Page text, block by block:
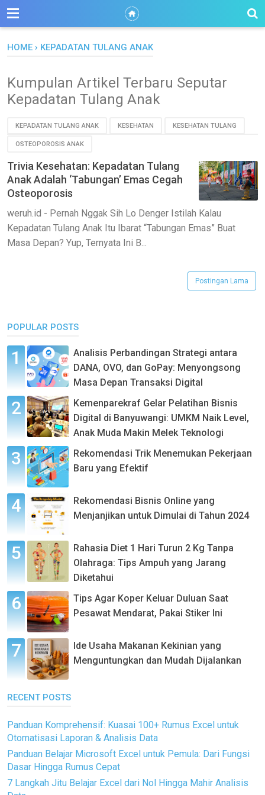
HOME › KEPADATAN TULANG ANAK
Kumpulan Artikel Terbaru Seputar
Kepadatan Tulang Anak
KEPADATAN TULANG ANAK KESEHATAN KESEHATAN TULANG
OSTEOPOROSIS ANAK
Trivia Kesehatan: Kepadatan Tulang
Anak Adalah ‘Tabungan’ Emas Cegah
Osteoporosis
weruh.id - Pernah Nggak Sih Lo Denger Istilah Kalau
Kepadatan Tulang Anak Itu Ibarat “Tabungan Emas” Buat
Masa Depan? Yup, Ternyata Ini B...
Postingan Lama
POPULAR POSTS
Analisis Perbandingan Strategi antara
DANA, OVO, dan GoPay: Menyongsong
Masa Depan Transaksi Digital
Kemenparekraf Gelar Pelatihan Bisnis
Digital di Banyuwangi: UMKM Naik Level,
Anak Muda Makin Melek Teknologi
Rekomendasi Trik Menemukan Pekerjaan
Baru yang Efektif
Rekomendasi Bisnis Online yang
Menjanjikan untuk Dimulai di Tahun 2024
Rahasia Diet 1 Hari Turun 2 Kg Tanpa
Olahraga: Tips Ampuh yang Jarang
Diketahui
Tips Agar Koper Keluar Duluan Saat
Pesawat Mendarat, Pakai Stiker Ini
Ide Usaha Makanan Kekinian yang
Menguntungkan dan Mudah Dijalankan
RECENT POSTS
Panduan Komprehensif: Kuasai 100+ Rumus Excel untuk
Otomatisasi Laporan & Analisis Data
Panduan Belajar Microsoft Excel untuk Pemula: Dari Fungsi
Dasar Hingga Rumus Cepat
7 Langkah Jitu Belajar Excel dari Nol Hingga Mahir Analisis